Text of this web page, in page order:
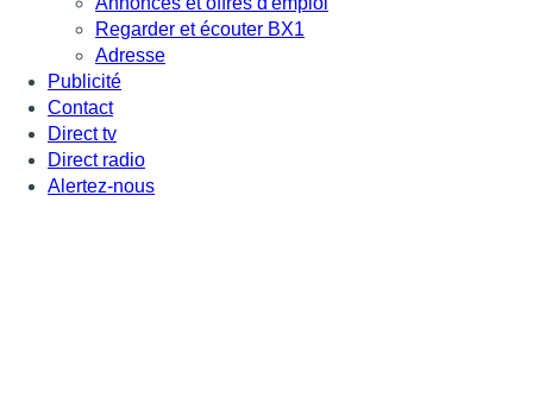
Regarder et écouter BX1
Adresse
Publicité
Contact
Direct tv
Direct radio
Alertez-nous